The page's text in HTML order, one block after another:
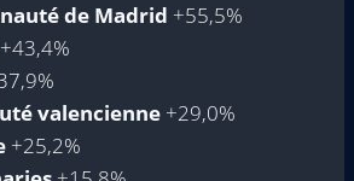
de Madrid +55,5%
+43,4%
valencienne +29,0%
+25,2%